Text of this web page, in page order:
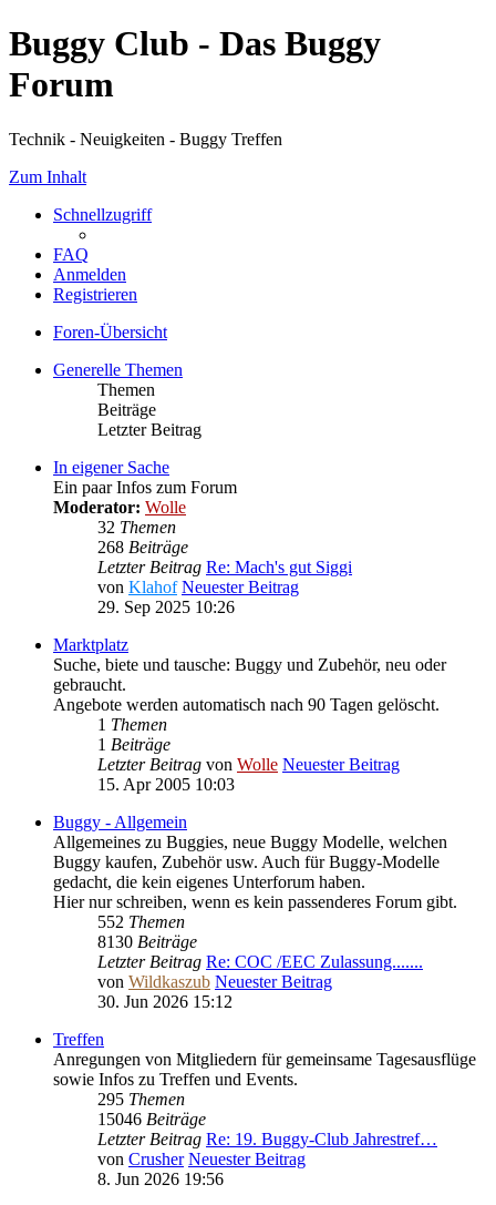
Buggy Club - Das Buggy
Forum
Technik - Neuigkeiten - Buggy Treffen
Zum Inhalt
Schnellzugriff
FAQ
Anmelden
Registrieren
Foren-Übersicht
Generelle Themen
Themen
Beiträge
Letzter Beitrag
In eigener Sache
Ein paar Infos zum Forum
Moderator: Wolle
32 Themen
268 Beiträge
Letzter Beitrag Re: Mach's gut Siggi
von Klahof Neuester Beitrag
29. Sep 2025 10:26
Marktplatz
Suche, biete und tausche: Buggy und Zubehör, neu oder
gebraucht.
Angebote werden automatisch nach 90 Tagen gelöscht.
1 Themen
1 Beiträge
Letzter Beitrag von Wolle Neuester Beitrag
15. Apr 2005 10:03
Buggy - Allgemein
Allgemeines zu Buggies, neue Buggy Modelle, welchen
Buggy kaufen, Zubehör usw. Auch für Buggy-Modelle
gedacht, die kein eigenes Unterforum haben.
Hier nur schreiben, wenn es kein passenderes Forum gibt.
552 Themen
8130 Beiträge
Letzter Beitrag Re: COC /EEC Zulassung.......
von Wildkaszub Neuester Beitrag
30. Jun 2026 15:12
Treffen
Anregungen von Mitgliedern für gemeinsame Tagesausflüge
sowie Infos zu Treffen und Events.
295 Themen
15046 Beiträge
Letzter Beitrag Re: 19. Buggy-Club Jahrestref…
von Crusher Neuester Beitrag
8. Jun 2026 19:56